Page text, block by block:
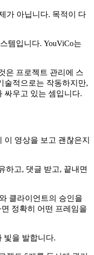
가 아닙니다. 목적이 다
템입니다. YouViCo는
은 프로젝트 관리에 스
술적으로는 작동하지만,
싸우고 있는 셈입니다.
이 영상을 보고 괜찮은지
하고, 댓글 받고, 끝내면
클라이언트의 승인을
정확히 어떤 프레임을
빛을 발합니다.